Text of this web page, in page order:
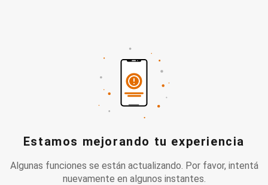
Estamos mejorando tu experiencia
Algunas funciones se están actualizando. Por favor, intentá
nuevamente en algunos instantes.